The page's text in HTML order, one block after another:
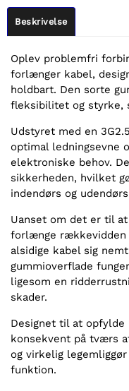
Beskrivelse
Oplev problemfri
forlænger kabel,
holdbart. Den sorte
fleksibilitet og styrke,
Udstyret med en
optimal ledningsevne
elektroniske behov.
sikkerheden, hvilket
indendørs og
Uanset om det er til
forlænge rækkevidden
alsidige kabel sig
gummioverflade
ligesom en
skader.
Designet til at opfylde
konsekvent på tværs
og virkelig
funktion.